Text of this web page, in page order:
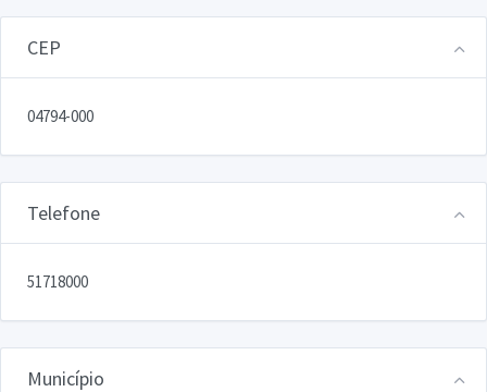
CEP
04794-000
Telefone
51718000
Município